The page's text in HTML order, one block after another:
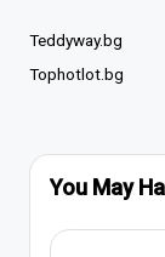
Teddyway.bg
Tophotlot.bg
You May